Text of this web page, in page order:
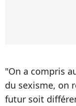
"On a compris
du sexisme, on
futur soit